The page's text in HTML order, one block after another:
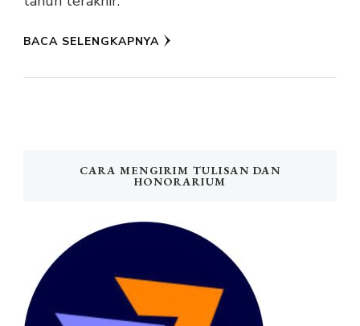
BACA SELENGKAPNYA
CARA MENGIRIM TULISAN DAN
HONORARIUM